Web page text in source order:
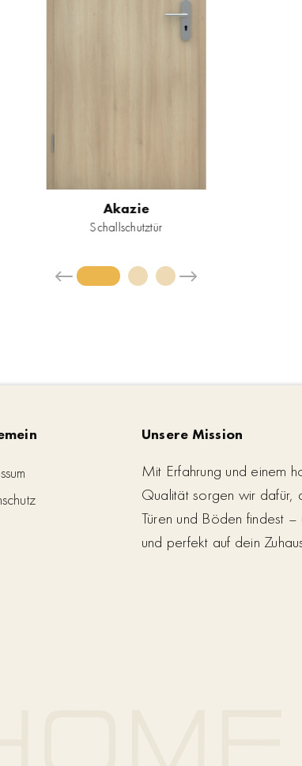
Akazie
Schallschutztür
Unsere Mission
Mit Erfahrung und einem
Qualität sorgen wir dafür,
Türen und Böden findest
und perfekt auf dein